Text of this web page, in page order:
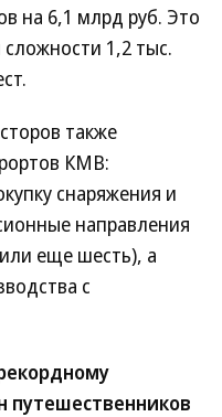
на 6,1 млрд руб. Это
1,2 тыс.
также
КМВ:
снаряжения и
направления
еще шесть), а
с
путешественников